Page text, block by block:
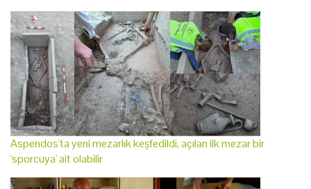
Aspendos'ta yeni mezarlık keşfedildi, açılan ilk mezar bir
'sporcuya' ait olabilir